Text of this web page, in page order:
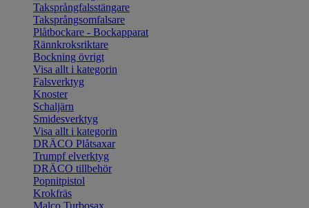
Taksprångfalsstängare
Taksprångsomfalsare
Plåtbockare - Bockapparat
Rännkroksriktare
Bockning övrigt
Visa allt i kategorin
Falsverktyg
Knoster
Schaljärn
Smidesverktyg
Visa allt i kategorin
DRÄCO Plåtsaxar
Trumpf elverktyg
DRÄCO tillbehör
Popnitpistol
Krokfräs
Malco Turbosax